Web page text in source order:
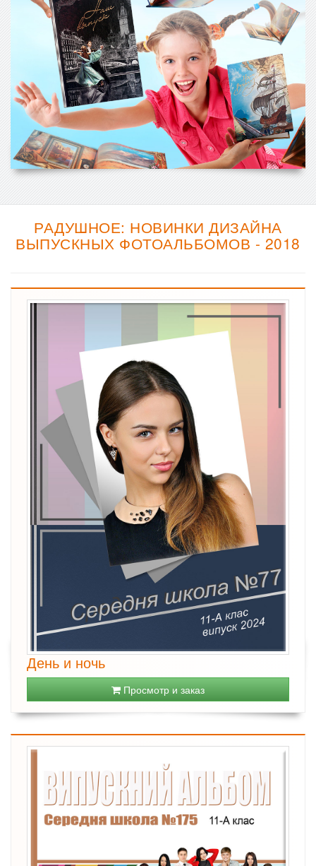
РАДУШНОЕ: НОВИНКИ ДИЗАЙНА
ВЫПУСКНЫХ ФОТОАЛЬБОМОВ - 2018
День и ночь
Просмотр и заказ